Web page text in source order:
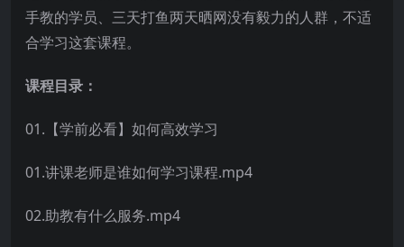
手教的学员、三天打鱼两天晒网没有毅力的人群，不适
合学习这套课程。
课程目录：
01.【学前必看】如何高效学习
01.讲课老师是谁如何学习课程.mp4
02.助教有什么服务.mp4